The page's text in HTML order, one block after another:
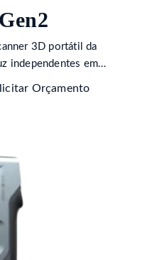
3D portátil da
independentes em…
Orçamento